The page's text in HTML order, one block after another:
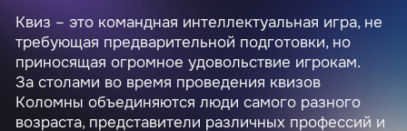
Квиз – это командная интеллектуальная игра, не
требующая предварительной подготовки, но
приносящая огромное удовольствие игрокам.
За столами во время проведения квизов
Коломны объединяются люди самого разного
возраста, представители различных профессий и